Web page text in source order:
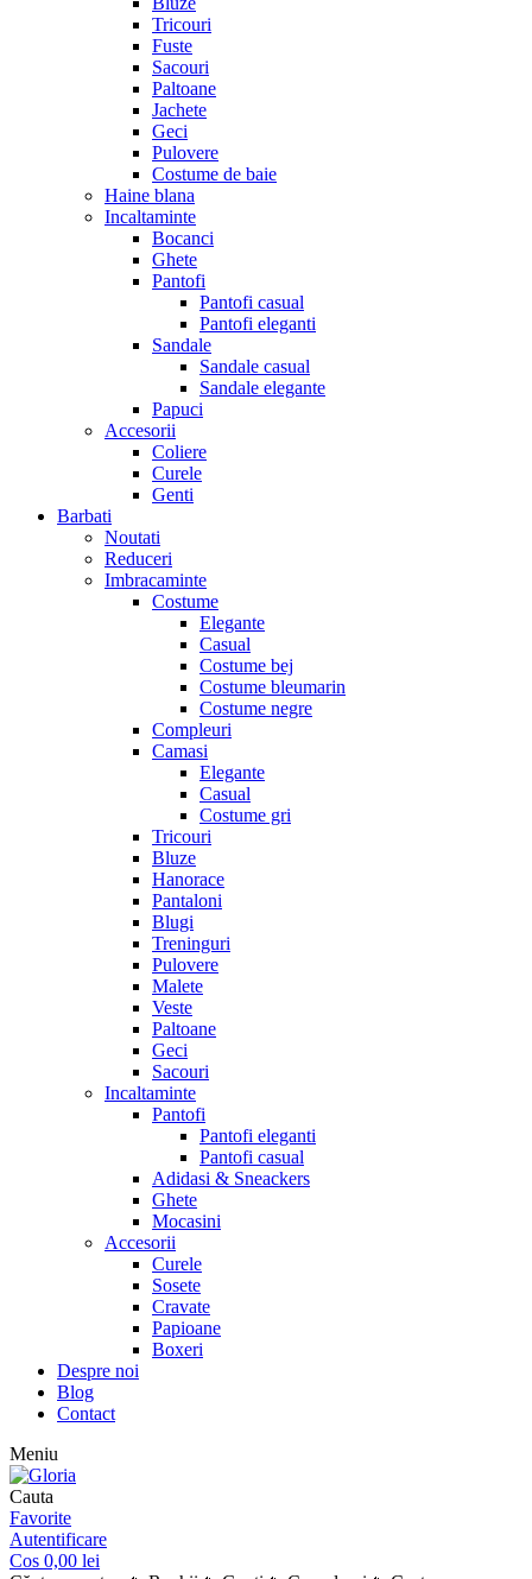
Tricouri
Fuste
Sacouri
Paltoane
Jachete
Geci
Pulovere
Costume de baie
Haine blana
Incaltaminte
Bocanci
Ghete
Pantofi
Pantofi casual
Pantofi eleganti
Sandale
Sandale casual
Sandale elegante
Papuci
Accesorii
Coliere
Curele
Genti
Barbati
Noutati
Reduceri
Imbracaminte
Costume
Elegante
Casual
Costume bej
Costume bleumarin
Costume negre
Compleuri
Camasi
Elegante
Casual
Costume gri
Tricouri
Bluze
Hanorace
Pantaloni
Blugi
Treninguri
Pulovere
Malete
Veste
Paltoane
Geci
Sacouri
Incaltaminte
Pantofi
Pantofi eleganti
Pantofi casual
Adidasi & Sneackers
Ghete
Mocasini
Accesorii
Curele
Sosete
Cravate
Papioane
Boxeri
Despre noi
Blog
Contact
Meniu
Cauta
Favorite
Autentificare
Cos 0,00 lei